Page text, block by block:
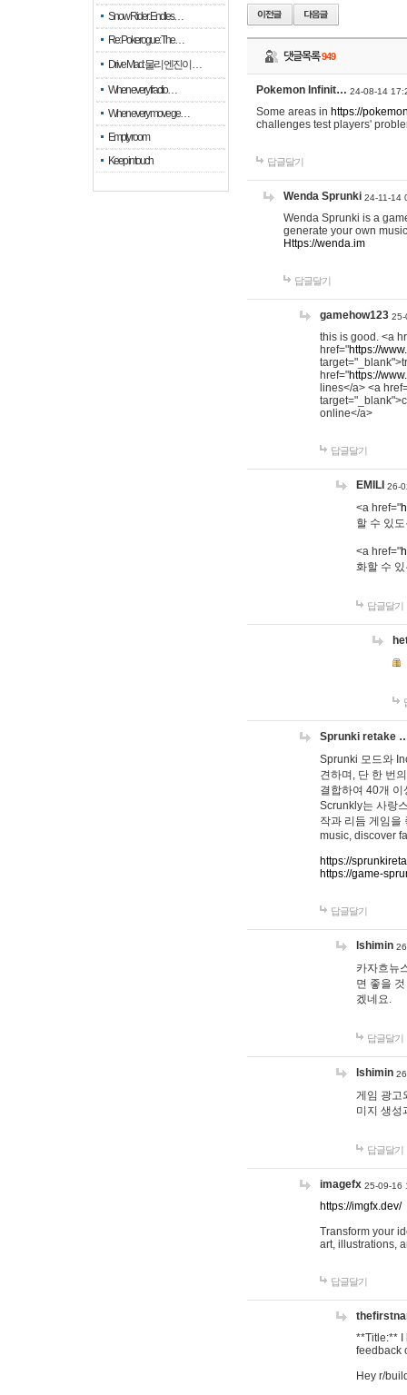
Snow Rider: Endles…
Re: Pokerogue: The…
Drive Mad: 물리 엔진이 …
When every fractio…
When every move ge…
Empty room
Keep in touch
댓글목록949
Pokemon Infinit… 24-08-14
Some areas in https://
challenges test players'
답글달기
Wenda Sprunki 24-11-14
Wenda Sprunki is a
generate your own
Https://wenda.im
답글달기
gamehow123 25-
this is good. <a
href="https://
href="https://
lines</a> <a
online</a>
답글달기
EMILI 26-
<a href="
할 수 있
<a href="
화할 수
답글달기
Sprunki retake
Sprunki 모드와
견하며, 단 한 번
결합하여 40개
Scrunkly는 사랑
작과 리듬 게임을
music, discover
https://
https://game-
답글달기
lshimin
카자흐뉴
면 좋을
겠네요.
답글달기
lshimin
게임 광고
미지 생성
답글달기
imagefx 25-09-16
https://imgfx.dev/
Transform your
art, illustrations,
답글달기
**Title:** I
feedback
Hey r/